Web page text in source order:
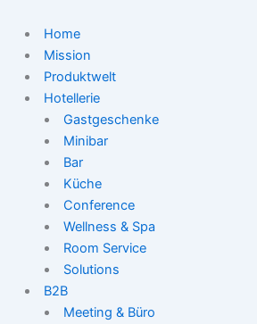
Home
Mission
Produktwelt
Hotellerie
Gastgeschenke
Minibar
Bar
Küche
Conference
Wellness & Spa
Room Service
Solutions
B2B
Meeting & Büro